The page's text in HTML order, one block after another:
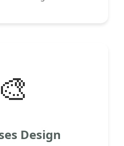
🎨
Design